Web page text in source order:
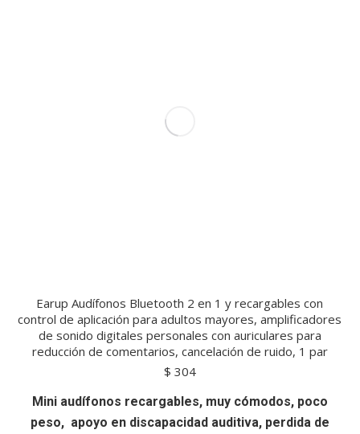
Earup Audífonos Bluetooth 2 en 1 y recargables con
control de aplicación para adultos mayores, amplificadores
de sonido digitales personales con auriculares para
reducción de comentarios, cancelación de ruido, 1 par
$ 304
Mini audífonos recargables, muy cómodos, poco
peso, apoyo en discapacidad auditiva, perdida de